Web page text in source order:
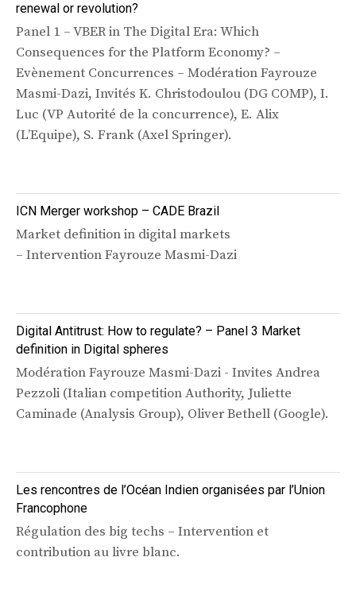
renewal or revolution?
Panel 1 – VBER in The Digital Era: Which
Consequences for the Platform Economy? –
Evènement Concurrences – Modération Fayrouze
Masmi-Dazi, Invités K. Christodoulou (DG COMP), I.
Luc (VP Autorité de la concurrence), E. Alix
(L’Equipe), S. Frank (Axel Springer).
ICN Merger workshop – CADE Brazil
Market definition in digital markets
– Intervention Fayrouze Masmi-Dazi
Digital Antitrust: How to regulate? – Panel 3 Market
definition in Digital spheres
Modération Fayrouze Masmi-Dazi - Invites Andrea
Pezzoli (Italian competition Authority, Juliette
Caminade (Analysis Group), Oliver Bethell (Google).
Les rencontres de l’Océan Indien organisées par l’Union
Francophone
Régulation des big techs – Intervention et
contribution au livre blanc.